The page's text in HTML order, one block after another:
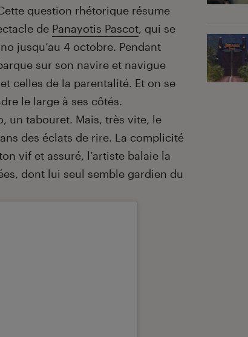
question rhétorique résume
de Panayotis Pascot, qui se
jusqu’au 4 octobre. Pendant
sur son navire et navigue
celles de la parentalité. Et on se
le large à ses côtés.
un tabouret. Mais, très vite, le
des éclats de rire. La complicité
vif et assuré, l’artiste balaie la
dont lui seul semble gardien du